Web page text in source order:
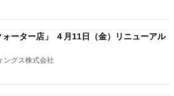
ォーター店」 ４月11日（金）リニューアル
ングス株式会社